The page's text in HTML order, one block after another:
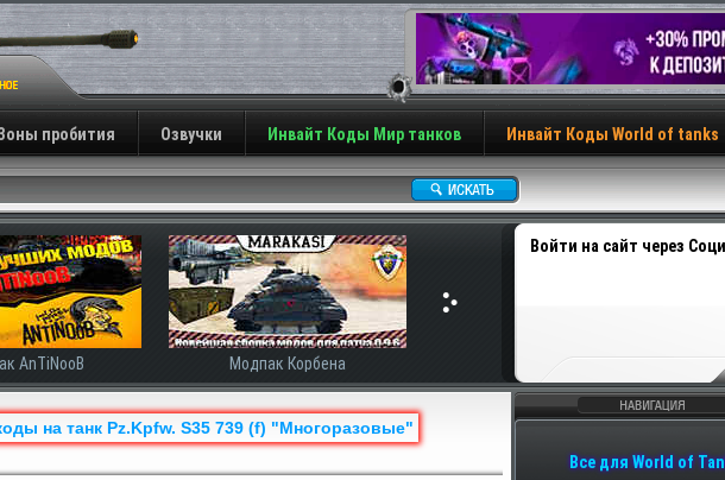
пробития Озвучки Инвайт Коды Мир танков Инвайт Коды World of tanks
Войти на сайт через
AnTiNooB Модпак Корбена
Навигация
Все для World of
на танк Pz.Kpfw. S35 739 (f) "Многоразовые"